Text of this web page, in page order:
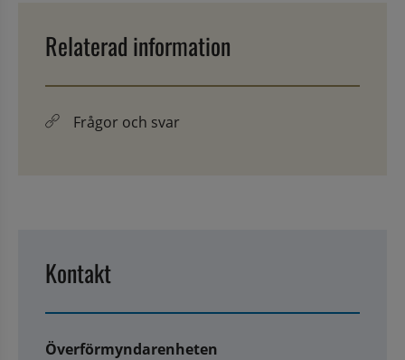
Relaterad information
Frågor och svar
Kontakt
Överförmyndarenheten